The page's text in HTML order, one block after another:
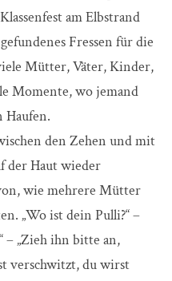
am Elbstrand
Fressen für die
Mütter, Väter, Kinder,
Momente, wo jemand
Haufen.
den Zehen und mit
der Haut wieder
wie mehrere Mütter
„Wo ist dein Pulli?“ –
– „Zieh ihn bitte an,
verschwitzt, du wirst